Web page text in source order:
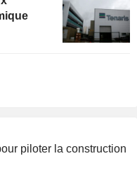
piloter la construction